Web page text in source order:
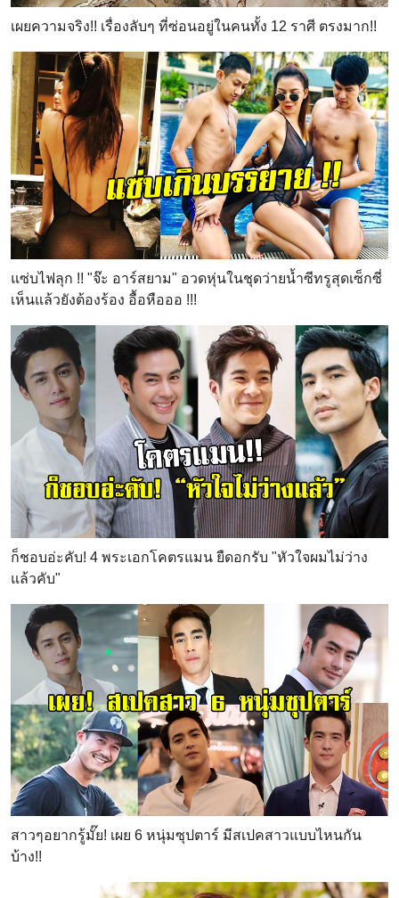
เผยความจริง!! เรื่องลับๆ ที่ซ่อนอยู่ในคนทั้ง 12 ราศี ตรงมาก!!
แซ่บไฟลุก !! "จ๊ะ อาร์สยาม" อวดหุ่นในชุดว่ายน้ำซีทรูสุดเซ็กซี่
เห็นแล้วยังต้องร้อง อื้อหือออ !!!
ก็ชอบอ่ะคับ! 4 พระเอกโคตรแมน ยืดอกรับ "หัวใจผมไม่ว่าง
แล้วคับ"
สาวๆอยากรู้มั๊ย! เผย 6 หนุ่มซุปตาร์ มีสเปคสาวแบบไหนกัน
บ้าง!!